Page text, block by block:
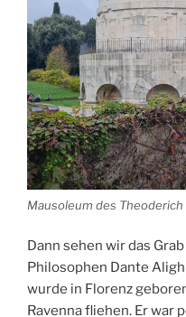
Mausoleum des Theoderich
Dann sehen wir das
Philosophen Dante
wurde in Florenz
Ravenna fliehen. Er war